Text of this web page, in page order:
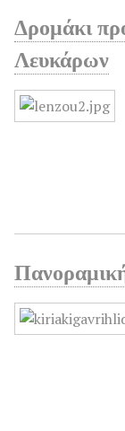
Δρομάκι
Λευκάρων